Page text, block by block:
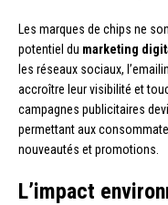
Les marques de chips ne
potentiel du marketing
les réseaux sociaux,
accroître leur visibilité et
campagnes publicitaires
permettant aux
nouveautés et promotions.
L’impact